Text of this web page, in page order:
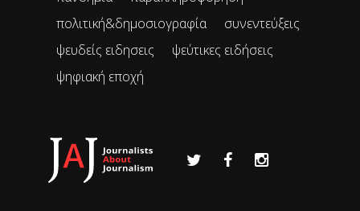
πολιτική&δημοσιογραφία
συνεντεύξεις
ψευδείς ειδησεις
ψεύτικες ειδήσεις
ψηφιακή εποχή